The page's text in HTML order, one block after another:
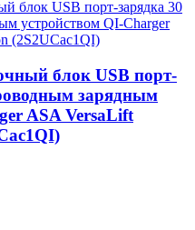
блок USB порт-
зарядным
ASA VersaLift